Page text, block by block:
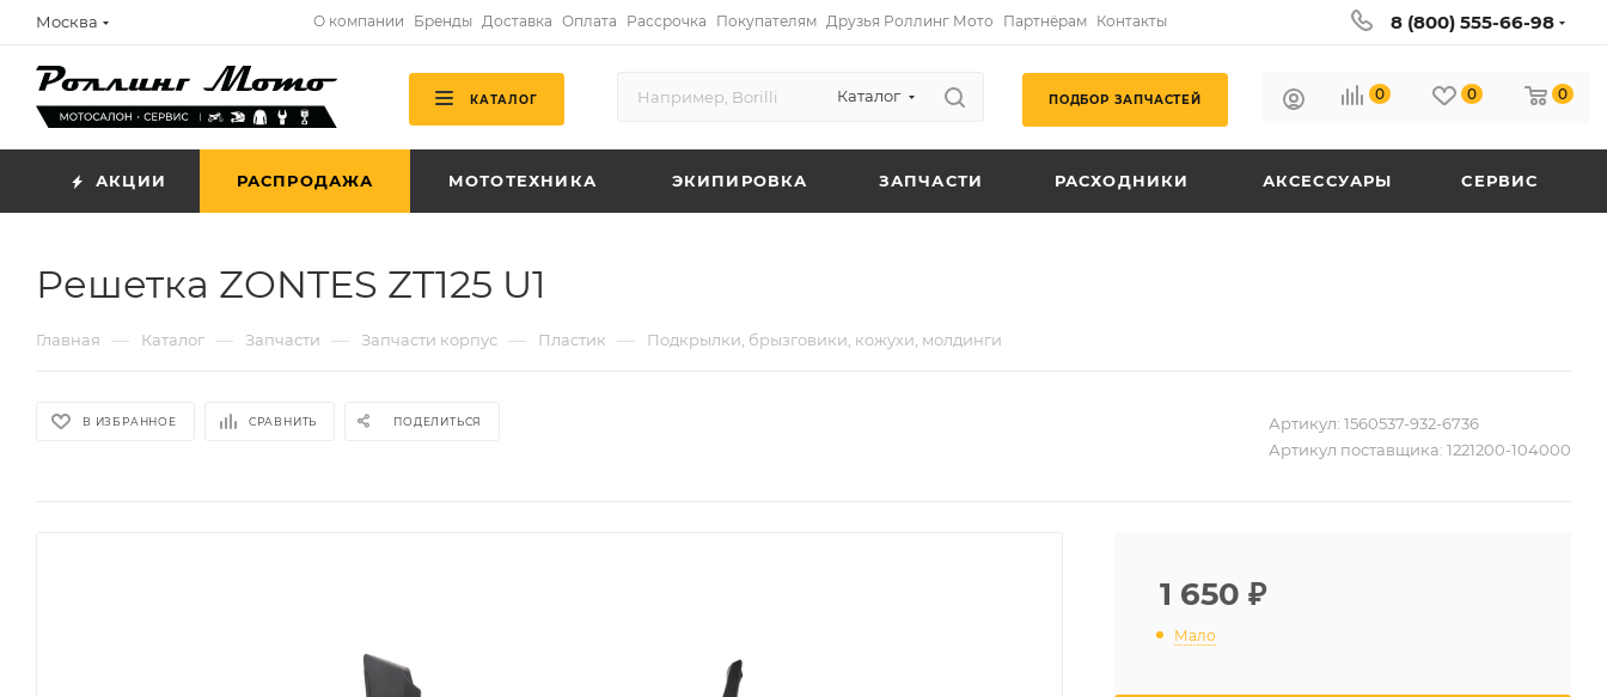
Москва О компании Бренды Доставка Оплата Рассрочка Покупателям Друзья Роллинг Мото Партнёрам Контакты 8 (800) 555-66-98
КАТАЛОГ Каталог ПОДБОР ЗАПЧАСТЕЙ 0 0 0
АКЦИИ РАСПРОДАЖА МОТОТЕХНИКА ЭКИПИРОВКА ЗАПЧАСТИ РАСХОДНИКИ АКСЕССУАРЫ СЕРВИС
Решетка ZONTES ZT125 U1
Главная — Каталог — Запчасти — Запчасти корпус — Пластик — Подкрылки, брызговики, кожухи, молдинги
В ИЗБРАННОЕ СРАВНИТЬ ПОДЕЛИТЬСЯ Артикул: 1560537-932-6736
Артикул поставщика: 1221200-104000
1 650 ₽
Мало